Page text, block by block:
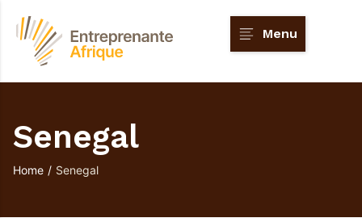
Menu
Senegal
Home / Senegal